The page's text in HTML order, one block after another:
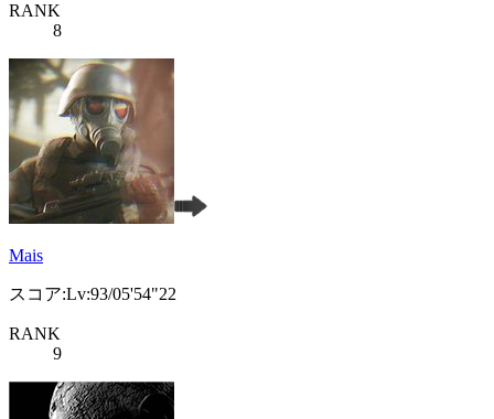
RANK
8
Mais
スコア:Lv:93/05'54"22
RANK
9